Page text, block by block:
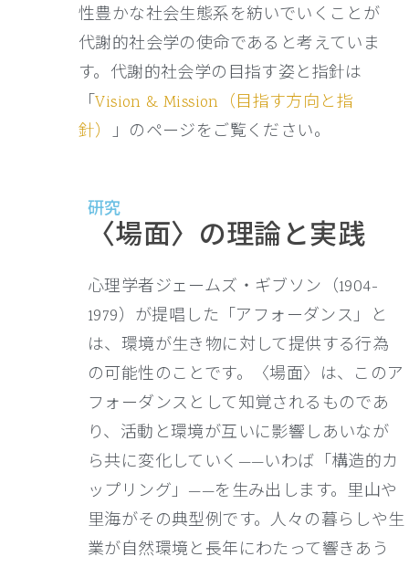
性豊かな社会生態系を紡いでいくことが
代謝的社会学の使命であると考えていま
す。代謝的社会学の目指す姿と指針は
「Vision & Mission（目指す方向と指
針） 」のページをご覧ください。
研究
〈場面〉の理論と実践
心理学者ジェームズ・ギブソン（1904-
1979）が提唱した「アフォーダンス」と
は、環境が生き物に対して提供する行為
の可能性のことです。〈場面〉は、このア
フォーダンスとして知覚されるものであ
り、活動と環境が互いに影響しあいなが
ら共に変化していく——いわば「構造的カ
ップリング」——を生み出します。里山や
里海がその典型例です。人々の暮らしや生
業が自然環境と長年にわたって響きあう